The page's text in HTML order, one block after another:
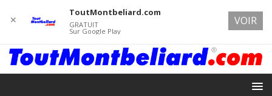
✕
ToutMontbeliard.com
GRATUIT
Sur Google Play
VOIR